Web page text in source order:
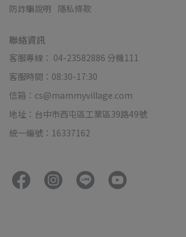
防詐騙說明 隱私條款
聯絡資訊
客服專線： 04-23582886 分機111
客服時間：08:30-17:30
信箱：cs@mammyvillage.com
地址：台中市西屯區工業區39路49號
統一編號：16337162